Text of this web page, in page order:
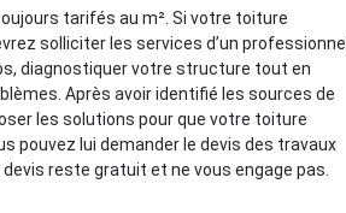
tarifés au m². Si votre toiture
solliciter les services d’un professionnel
diagnostiquer votre structure tout en
Après avoir identifié les sources de
les solutions pour que votre toiture
pouvez lui demander le devis des travaux
reste gratuit et ne vous engage pas.